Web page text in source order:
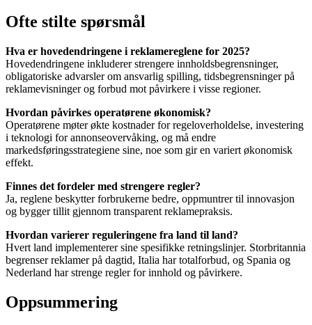
Ofte stilte spørsmål
Hva er hovedendringene i reklamereglene for 2025?
Hovedendringene inkluderer strengere innholdsbegrensninger,
obligatoriske advarsler om ansvarlig spilling, tidsbegrensninger på
reklamevisninger og forbud mot påvirkere i visse regioner.
Hvordan påvirkes operatørene økonomisk?
Operatørene møter økte kostnader for regeloverholdelse, investering
i teknologi for annonseovervåking, og må endre
markedsføringsstrategiene sine, noe som gir en variert økonomisk
effekt.
Finnes det fordeler med strengere regler?
Ja, reglene beskytter forbrukerne bedre, oppmuntrer til innovasjon
og bygger tillit gjennom transparent reklamepraksis.
Hvordan varierer reguleringene fra land til land?
Hvert land implementerer sine spesifikke retningslinjer. Storbritannia
begrenser reklamer på dagtid, Italia har totalforbud, og Spania og
Nederland har strenge regler for innhold og påvirkere.
Oppsummering